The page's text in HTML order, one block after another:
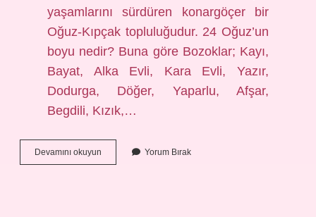
yaşamlarını sürdüren konargöçer bir
Oğuz-Kıpçak topluluğudur. 24 Oğuz’un
boyu nedir? Buna göre Bozoklar; Kayı,
Bayat, Alka Evli, Kara Evli, Yazır,
Dodurga, Döğer, Yaparlu, Afşar,
Begdili, Kızık,…
Devamını okuyun
Yörükleri
Yorum Bırak